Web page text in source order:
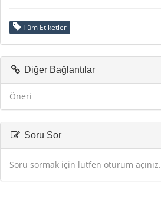
Tüm Etiketler
Diğer Bağlantılar
Öneri
Soru Sor
Soru sormak için lütfen oturum açınız.